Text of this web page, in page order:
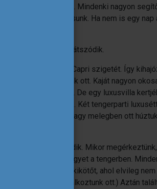
a járatokat. Mindenki nagyon
azon, hogy kijussunk. Ha nem is egy
Olaszországban játszódik.
lenne kihagyni Capri szigetét. Így
szép napot töltöttünk ott. Kaját nagyon
nagyon sokba került. De egy luxusvilla
is belefutottunk. Két tengerparti
egy kőbunkert, és a nagy melegben ott
is Sorrentóhoz kötődik. Mikor
addig fürdünk egyet a tengerben.
be. Megtaláltuk a kikötőt, ahol elvileg
magyar párral is találkoztunk ott.) Aztán